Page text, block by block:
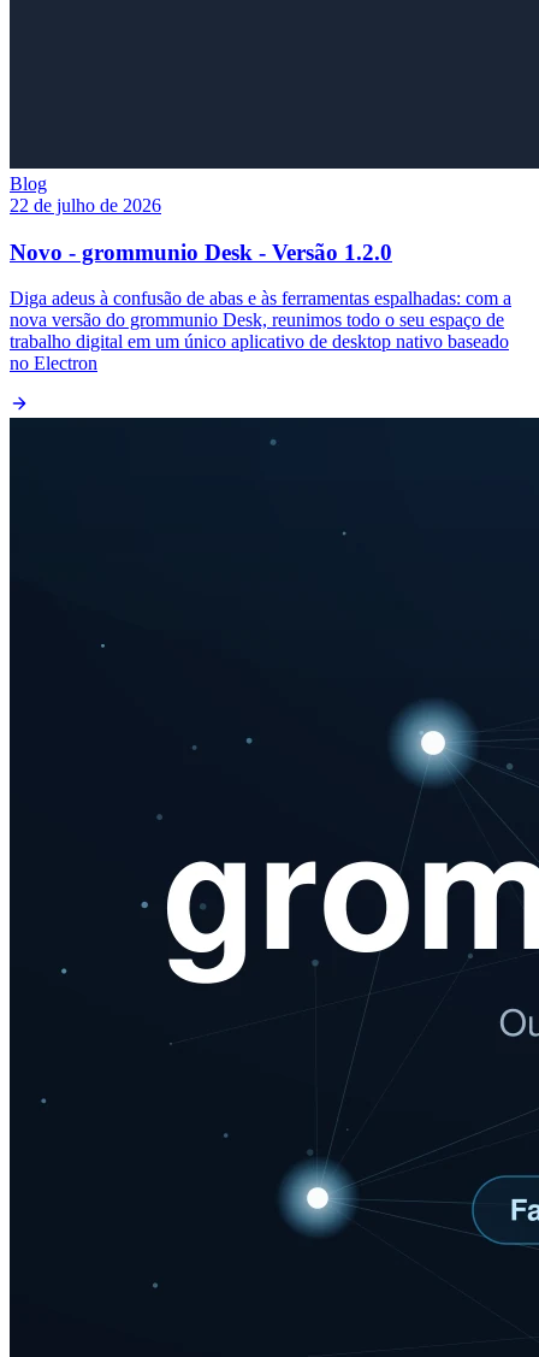
Blog
22 de julho de 2026
Novo - grommunio Desk - Versão 1.2.0
Diga adeus à confusão de abas e às ferramentas espalhadas: com a
nova versão do grommunio Desk, reunimos todo o seu espaço de
trabalho digital em um único aplicativo de desktop nativo baseado
no Electron